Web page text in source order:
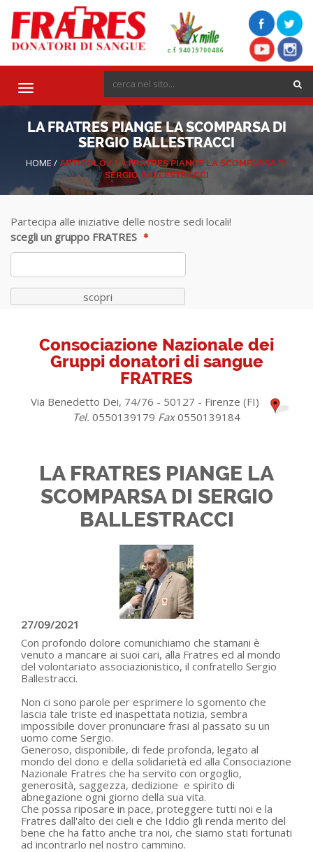
Toggle
LA FRATRES PIANGE LA SCOMPARSA DI
SERGIO BALLESTRACCI
HOME / ARTICOLO/ LA FRATRES PIANGE LA SCOMPARSA DI
SERGIO BALLESTRACCI
Partecipa alle iniziative delle nostre sedi locali!
scegli un gruppo FRATRES
scopri
Consociazione Nazionale dei
Gruppi donatori di sangue
FRATRES
Via Benedetto Dei, 74/76 - 50127 - Firenze (FI)
Tel. 0550139179 Fax0550139184
LA FRATRES PIANGE LA
SCOMPARSA DI SERGIO
BALLESTRACCI
27/09/2021
Con profondo dolore comunichiamo che stamani è
venuto a mancare ai suoi cari, alla Fratres ed al mondo
del volontariato associazionistico, il confratello Sergio
Ballestracci.
Non ci sono parole per esprimere lo sgomento che
lascia tale triste ed inaspettata notizia, sembra
impossibile dover pronunciare frasi al passato su un
uomo come Sergio.
Generoso, disponibile, di fede profonda, legato al
mondo del dono e della solidarietà ed alla Consociazione
Nazionale Fratres che ha servito con orgoglio,
generosità, saggezza, dedizione e spirito di
abnegazione ogni giorno della sua vita.
Che possa riposare in pace, proteggere tutti noi e la
Fratres dall'alto dei cieli e che Iddio gli renda merito del
bene che ha fatto anche tra noi, che siamo stati fortunati
ad incontrarlo nel nostro cammino.